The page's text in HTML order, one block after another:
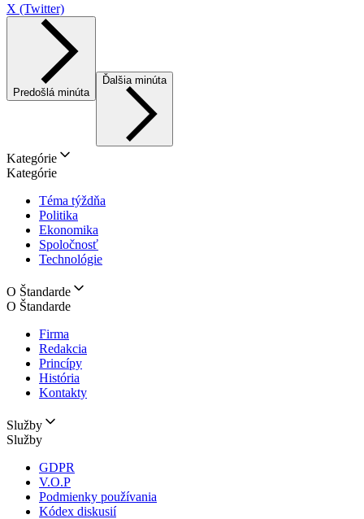
X (Twitter)
Predošlá minúta
Ďalšia minúta
Kategórie
Kategórie
Téma týždňa
Politika
Ekonomika
Spoločnosť
Technológie
O Štandarde
O Štandarde
Firma
Redakcia
Princípy
História
Kontakty
Služby
Služby
GDPR
V.O.P
Podmienky používania
Kódex diskusií